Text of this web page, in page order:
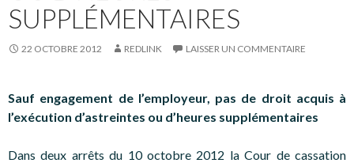
SUPPLÉMENTAIRES
22 OCTOBRE 2012 REDLINK LAISSER UN COMMENTAIRE
Sauf engagement de l’employeur, pas de droit acquis à
l’exécution d’astreintes ou d’heures supplémentaires
Dans deux arrêts du 10 octobre 2012 la Cour de cassation